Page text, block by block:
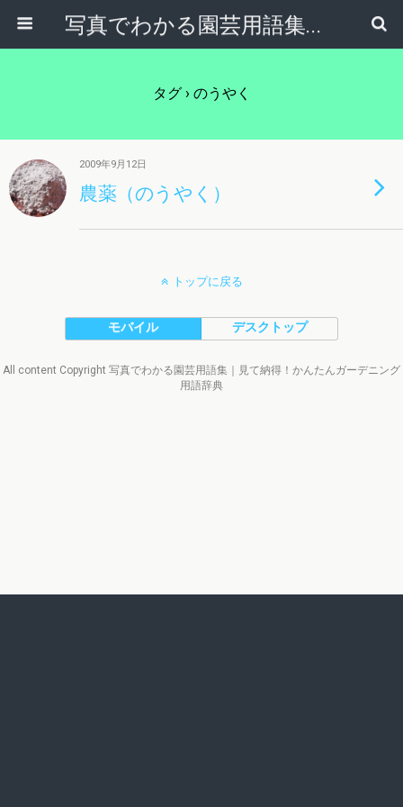
写真でわかる園芸用語集｜見て納得！かんたんガーデニング用語辞典
タグ › のうやく
2009年9月12日
農薬（のうやく）
トップに戻る
モバイル デスクトップ
All content Copyright 写真でわかる園芸用語集｜見て納得！かんたんガーデニング
用語辞典